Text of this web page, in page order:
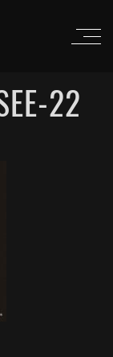
22